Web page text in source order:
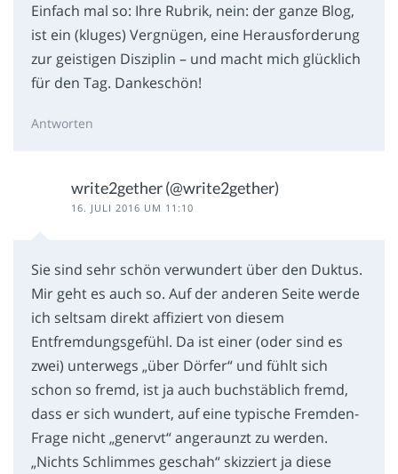
Einfach mal so: Ihre Rubrik, nein: der ganze Blog,
ist ein (kluges) Vergnügen, eine Herausforderung
zur geistigen Disziplin – und macht mich glücklich
für den Tag. Dankeschön!
Antworten
write2gether (@write2gether)
16. JULI 2016 UM 11:10
Sie sind sehr schön verwundert über den Duktus.
Mir geht es auch so. Auf der anderen Seite werde
ich seltsam direkt affiziert von diesem
Entfremdungsgefühl. Da ist einer (oder sind es
zwei) unterwegs „über Dörfer“ und fühlt sich
schon so fremd, ist ja auch buchstäblich fremd,
dass er sich wundert, auf eine typische Fremden-
Frage nicht „genervt“ angeraunzt zu werden.
„Nichts Schlimmes geschah“ skizziert ja diese